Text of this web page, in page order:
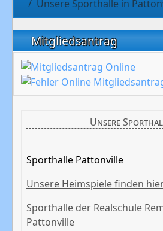
Unsere Sporthalle in
Mitgliedsantrag
Unsere
Sporthalle Pattonville
Unsere Heimspiele finden
Sporthalle der Realschule
Pattonville